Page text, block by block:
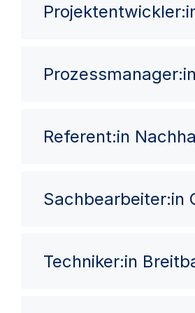
Referent:in
Sachbearbeiter:in
Techniker:in